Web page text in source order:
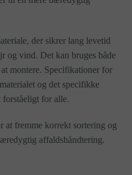
der sikrer lang levetid
og vind. Det kan bruges både
montere. Specifikationer for
og det specifikke
forståeligt for alle.
at fremme korrekt sortering og
affaldshåndtering.